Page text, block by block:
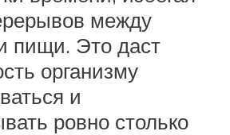
между
пищи. Это даст
организму
и
ровно столько